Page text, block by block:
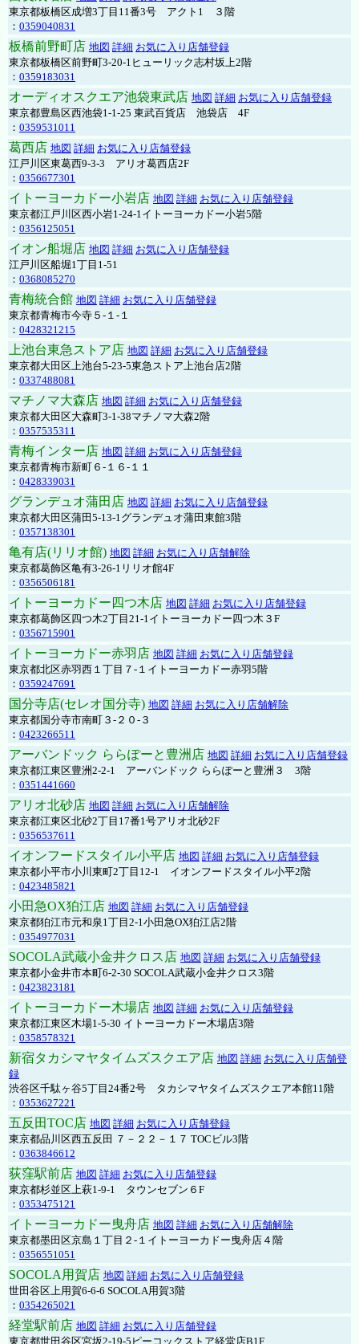
東京都板橋区成増3丁目11番3号 アクト1 ３階
： 0359040831
板橋前野町店 地図 詳細 お気に入り店舗登録
東京都板橋区前野町3-20-1ヒューリック志村坂上2階
： 0359183031
オーディオスクエア池袋東武店 地図 詳細 お気に入り店舗登録
東京都豊島区西池袋1-1-25 東武百貨店 池袋店 4F
： 0359531011
葛西店 地図 詳細 お気に入り店舗登録
江戸川区東葛西9-3-3 アリオ葛西店2F
： 0356677301
イトーヨーカドー小岩店 地図 詳細 お気に入り店舗登録
東京都江戸川区西小岩1-24-1イトーヨーカドー小岩5階
： 0356125051
イオン船堀店 地図 詳細 お気に入り店舗登録
江戸川区船堀1丁目1-51
： 0368085270
青梅統合館 地図 詳細 お気に入り店舗登録
東京都青梅市今寺５-１-１
： 0428321215
上池台東急ストア店 地図 詳細 お気に入り店舗登録
東京都大田区上池台5-23-5東急ストア上池台店2階
： 0337488081
マチノマ大森店 地図 詳細 お気に入り店舗登録
東京都大田区大森町3-1-38マチノマ大森2階
： 0357535311
青梅インター店 地図 詳細 お気に入り店舗登録
東京都青梅市新町６-１６-１１
： 0428339031
グランデュオ蒲田店 地図 詳細 お気に入り店舗登録
東京都大田区蒲田5-13-1グランデュオ蒲田東館3階
： 0357138301
亀有店(リリオ館) 地図 詳細 お気に入り店舗解除
東京都葛飾区亀有3-26-1リリオ館4F
： 0356506181
イトーヨーカドー四つ木店 地図 詳細 お気に入り店舗登録
東京都葛飾区四つ木2丁目21-1イトーヨーカドー四つ木３F
： 0356715901
イトーヨーカドー赤羽店 地図 詳細 お気に入り店舗登録
東京都北区赤羽西１丁目７-１イトーヨーカドー赤羽5階
： 0359247691
国分寺店(セレオ国分寺) 地図 詳細 お気に入り店舗解除
東京都国分寺市南町３-２０-３
： 0423266511
アーバンドック ららぽーと豊洲店 地図 詳細 お気に入り店舗登録
東京都江東区豊洲2-2-1 アーバンドック ららぽーと豊洲３ 3階
： 0351441660
アリオ北砂店 地図 詳細 お気に入り店舗解除
東京都江東区北砂2丁目17番1号アリオ北砂2F
： 0356537611
イオンフードスタイル小平店 地図 詳細 お気に入り店舗登録
東京都小平市小川東町2丁目12-1 イオンフードスタイル小平2階
： 0423485821
小田急OX狛江店 地図 詳細 お気に入り店舗登録
東京都狛江市元和泉1丁目2-1小田急OX狛江店2階
： 0354977031
SOCOLA武蔵小金井クロス店 地図 詳細 お気に入り店舗登録
東京都小金井市本町6-2-30 SOCOLA武蔵小金井クロス3階
： 0423823181
イトーヨーカドー木場店 地図 詳細 お気に入り店舗登録
東京都江東区木場1-5-30 イトーヨーカドー木場店3階
： 0358578321
新宿タカシマヤタイムズスクエア店 地図 詳細 お気に入り店舗登
録
渋谷区千駄ヶ谷5丁目24番2号 タカシマヤタイムズスクエア本館11階
： 0353627221
五反田TOC店 地図 詳細 お気に入り店舗登録
東京都品川区西五反田 ７－２２－１７ TOCビル3階
： 0363846612
荻窪駅前店 地図 詳細 お気に入り店舗登録
東京都杉並区上萩1-9-1 タウンセブン６F
： 0353475121
イトーヨーカドー曳舟店 地図 詳細 お気に入り店舗解除
東京都墨田区京島１丁目２-１イトーヨーカドー曳舟店４階
： 0356551051
SOCOLA用賀店 地図 詳細 お気に入り店舗登録
世田谷区上用賀6-6-6 SOCOLA用賀3階
： 0354265021
経堂駅前店 地図 詳細 お気に入り店舗登録
東京都世田谷区宮坂2-19-5ピーコックストア経堂店B1F